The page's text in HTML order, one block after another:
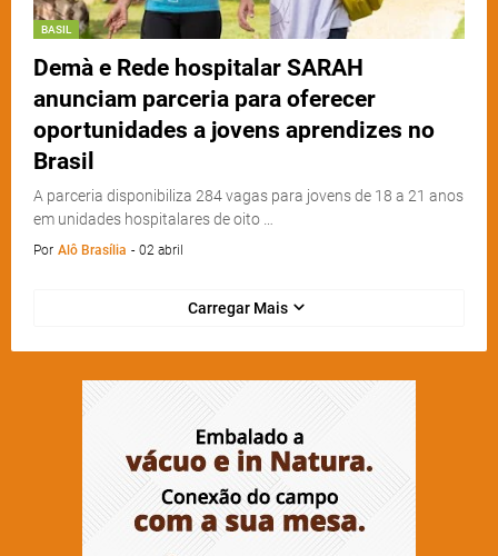
BASIL
Demà e Rede hospitalar SARAH
anunciam parceria para oferecer
oportunidades a jovens aprendizes no
Brasil
A parceria disponibiliza 284 vagas para jovens de 18 a 21 anos
em unidades hospitalares de oito …
Por Alô Brasília - 02 abril
Carregar Mais